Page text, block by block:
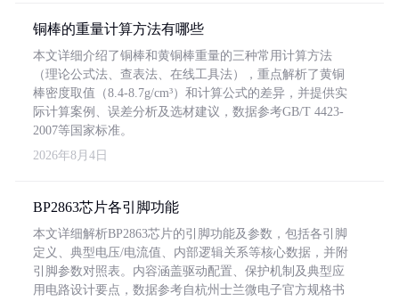
铜棒的重量计算方法有哪些
本文详细介绍了铜棒和黄铜棒重量的三种常用计算方法
（理论公式法、查表法、在线工具法），重点解析了黄铜
棒密度取值（8.4-8.7g/cm³）和计算公式的差异，并提供实
际计算案例、误差分析及选材建议，数据参考GB/T 4423-
2007等国家标准。
2026年8月4日
BP2863芯片各引脚功能
本文详细解析BP2863芯片的引脚功能及参数，包括各引脚
定义、典型电压/电流值、内部逻辑关系等核心数据，并附
引脚参数对照表。内容涵盖驱动配置、保护机制及典型应
用电路设计要点，数据参考自杭州士兰微电子官方规格书